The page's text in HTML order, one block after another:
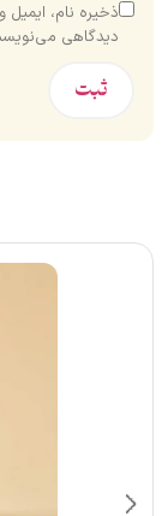
ذخیره نام،
دیدگاهی